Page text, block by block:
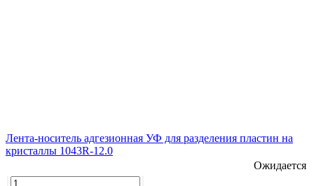
Лента-носитель адгезионная УФ для разделения пластин на
кристаллы 1043R-12.0
Ожидается